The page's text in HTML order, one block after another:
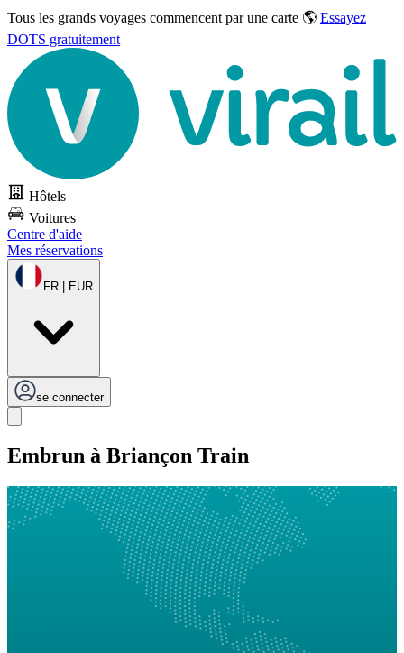
Tous les grands voyages commencent par une carte 🌎 Essayez
DOTS gratuitement
Hôtels
Voitures
Centre d'aide
Mes réservations
FR | EUR
se connecter
Embrun à Briançon Train